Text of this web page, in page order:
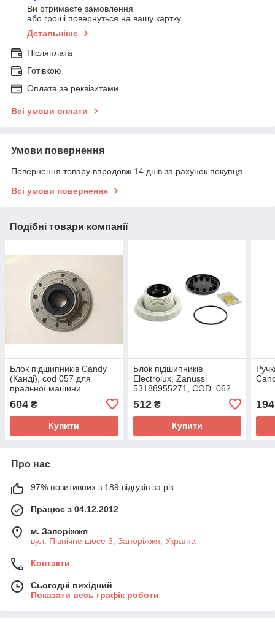
Ви отримаєте замовлення
або гроші повернуться на вашу картку
Детальніше
Післяплата
Готівкою
Оплата за реквізитами
Всі умови оплати
Умови повернення
Повернення товару впродовж 14 днів за рахунок покупця
Всі умови повернення
Подібні товари компанії
Блок підшипників Candy
(Канді), cod 057 для
пральної машини
604 ₴
Купити
Блок підшипників
Electrolux, Zanussi
53188955271, COD. 062
512₴
Купити
194
Про нас
97% позитивних з 189 відгуків за рік
Працює з 04.12.2012
м. Запоріжжя
вул. Північне шосе 3, Запоріжжя, Україна
Контакти
Сьогодні вихідний
Показати весь графік роботи